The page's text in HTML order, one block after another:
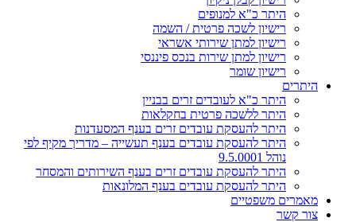
היתר כ"א למנופים
רישיון לשכה פרטית / השמה
רישיון למתן שירותי אשראי
רישיון למתן שירות בנכס פיננסי
רישיון שומר
היתרים
היתר כ"א לעובדים זרים בבניין
היתר ללשכה פרטית בחקלאות
היתר להעסקת עובדים זרים בענף המסעדנות
היתר להעסקת עובדים בענף תעשייה – מדריך מקיף לפי
נוהל 9.5.0001
היתר להעסקת עובדים זרים בענף השירותים והמסחר
היתר להעסקת עובדים בענף המלונאות
מאמרים משפטיים
צור קשר